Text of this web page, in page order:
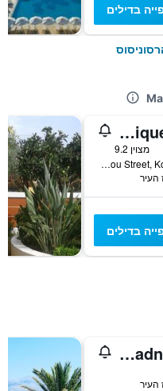
בדילים
Galaxy Suites Boutique Resort
מצוין 9.2
Ag Konstantinou Street, Koutouloufari, 1, הרסוניסוס, יוון
בדילים
Ariadni Palace